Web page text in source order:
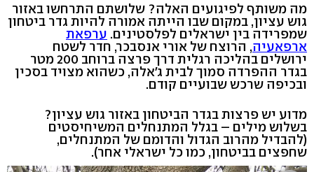
מה משותף לפיגועים האלה? שלושתם התרחשו באזור
גוש עציון, במקום שבו הייתה אמורה להיות גדר ביטחון
שמפרידה בין ישראלים לפלסטינים. ערפאת
ארפאעיה, הרוצח של אורי אנסבכר, חדר לשטח
ירושלים בהליכה רגלית דרך פרצה ברוחב 200 מטר
בגדר ההפרדה סמוך לבית ג'אלה, כשהוא מצויד בסכין
ובכיפה שרכש שבועיים קודם.
מדוע יש פרצות בגדר הביטחון באזור גוש עציון?
בשלוש מילים – בגלל המתנחלים המשיחיסטים
(להבדיל מהרוב הגדול והדומם של המתנחלים,
שחפצים בביטחון, כמו כל ישראלי אחר).